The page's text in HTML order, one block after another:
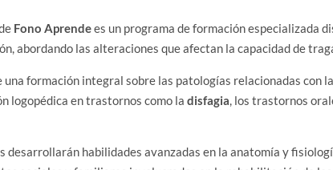
Fono Aprendees un programa de formación especializada
abordando las alteraciones que afectan la capacidad de
una formación integral sobre las patologías relacionadas con
logopédica en trastornos como la disfagia, los trastornos
desarrollarán habilidades avanzadas en la anatomía y